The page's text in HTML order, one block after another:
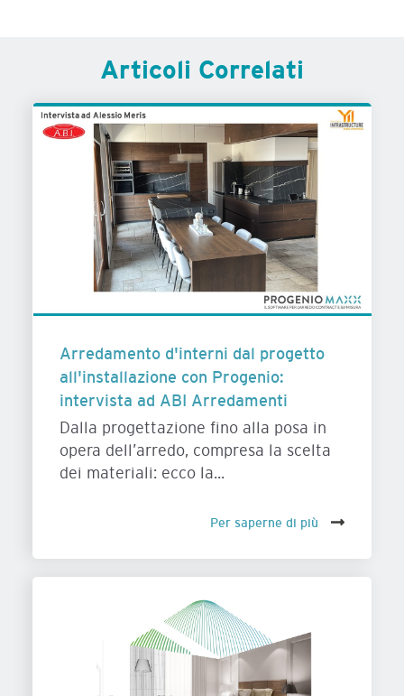
Articoli Correlati
Arredamento d'interni dal progetto
all'installazione con Progenio:
intervista ad ABI Arredamenti
Dalla progettazione fino alla posa in
opera dell’arredo, compresa la scelta
dei materiali: ecco la...
Per saperne di più